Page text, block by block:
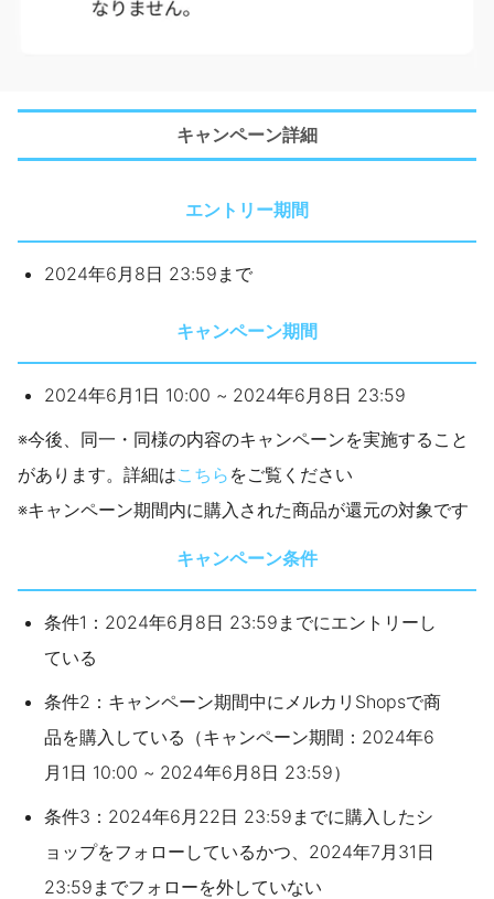
キャンペーン詳細
エントリー期間
2024年6月8日 23:59まで
キャンペーン期間
2024年6月1日 10:00 ~ 2024年6月8日 23:59
※今後、同一・同様の内容のキャンペーンを実施すること
があります。詳細はこちら をご覧ください
※キャンペーン期間内に購入された商品が還元の対象です
キャンペーン条件
条件1：2024年6月8日 23:59までにエントリーし
ている
条件2：キャンペーン期間中にメルカリShopsで商
品を購入している（キャンペーン期間：2024年6
月1日 10:00 ~ 2024年6月8日 23:59）
条件3：2024年6月22日 23:59までに購入したシ
ョップをフォローしているかつ、2024年7月31日
23:59までフォローを外していない